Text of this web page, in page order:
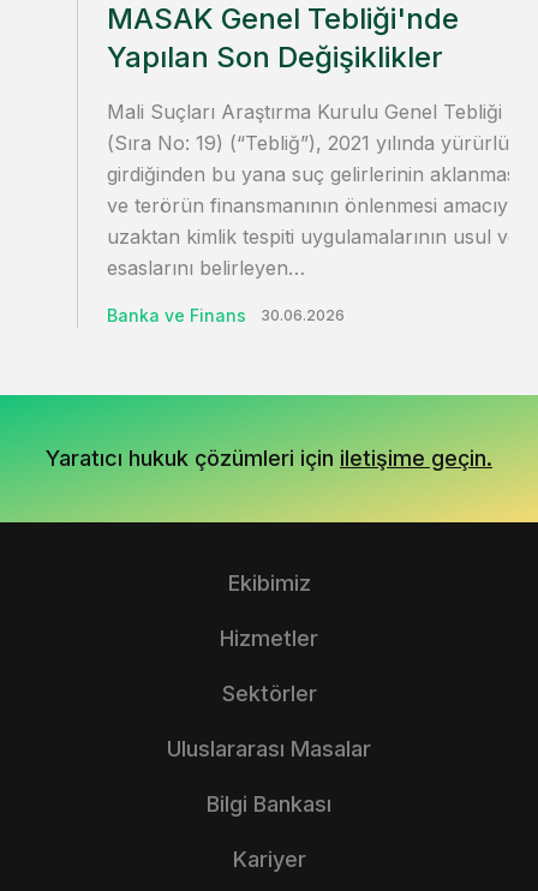
MASAK Genel Tebliği'nde
Yapılan Son Değişiklikler
Mali Suçları Araştırma Kurulu Genel Tebliği
(Sıra No: 19) (“Tebliğ”), 2021 yılında yürürlüğe
girdiğinden bu yana suç gelirlerinin
ve terörün finansmanının önlenmesi amacıyla
uzaktan kimlik tespiti uygulamalarının usul ve
esaslarını belirleyen…
Banka ve Finans 30.06.2026
Yaratıcı hukuk çözümleri için iletişime geçin.
Ekibimiz
Hizmetler
Sektörler
Uluslararası Masalar
Bilgi Bankası
Kariyer